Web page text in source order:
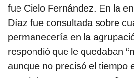
fue Cielo Fernández. En la
Díaz fue consultada sobre
permanecería en la
respondió que le quedaban
aunque no precisó el tiempo